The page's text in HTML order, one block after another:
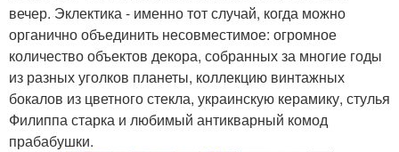
вечер. Эклектика - именно тот случай, когда можно
органично объединить несовместимое: огромное
количество объектов декора, собранных за многие годы
из разных уголков планеты, коллекцию винтажных
бокалов из цветного стекла, украинскую керамику, стулья
Филиппа старка и любимый антикварный комод
прабабушки.